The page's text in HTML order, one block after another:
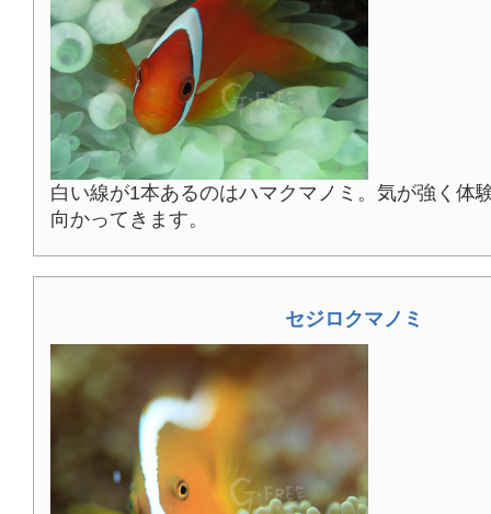
白い線が1本あるのはハマクマノミ。気が強く体
向かってきます。
セジロクマノミ